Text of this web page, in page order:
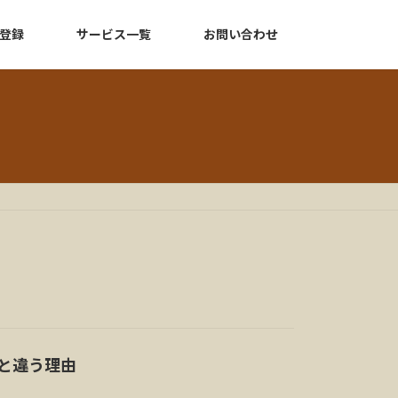
録 サービス一覧 お問い合わせ
違う理由